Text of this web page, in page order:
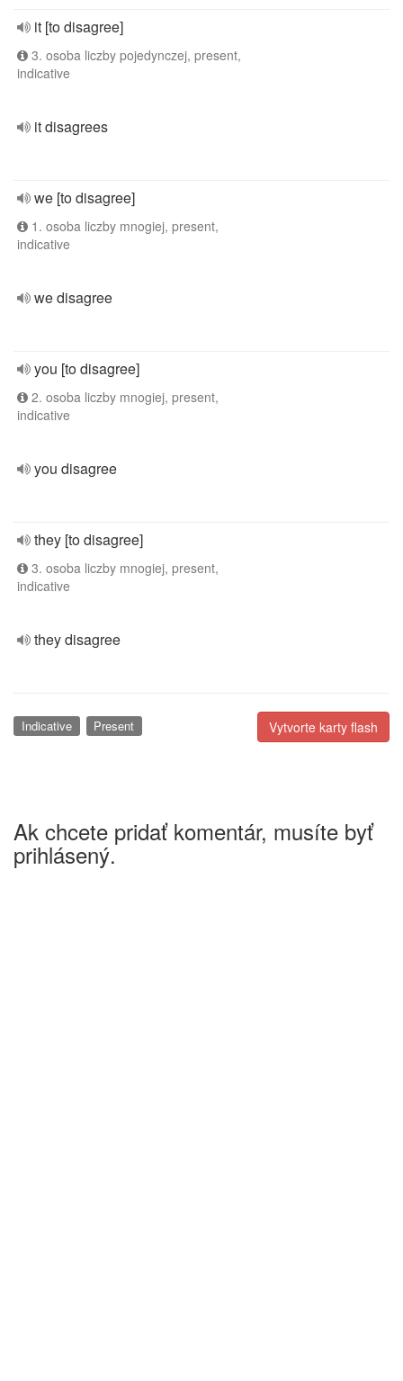
it [to disagree]
3. osoba liczby pojedynczej, present,
indicative
it disagrees
we [to disagree]
1. osoba liczby mnogiej, present,
indicative
we disagree
you [to disagree]
2. osoba liczby mnogiej, present,
indicative
you disagree
they [to disagree]
3. osoba liczby mnogiej, present,
indicative
they disagree
Vytvorte karty flash
Indicative Present
Ak chcete pridať komentár, musíte byť
prihlásený.